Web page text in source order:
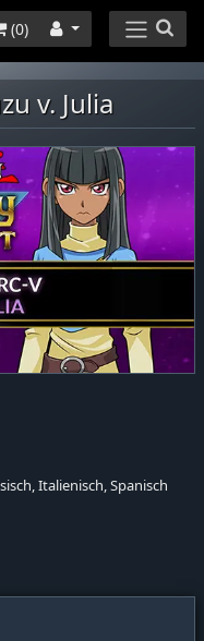
(0)
v. Julia
Italienisch, Spanisch